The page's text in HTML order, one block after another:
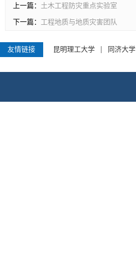
上一篇： 土木工程防灾重点实验室
下一篇： 工程地质与地质灾害团队
友情链接 昆明理工大学 同济大学